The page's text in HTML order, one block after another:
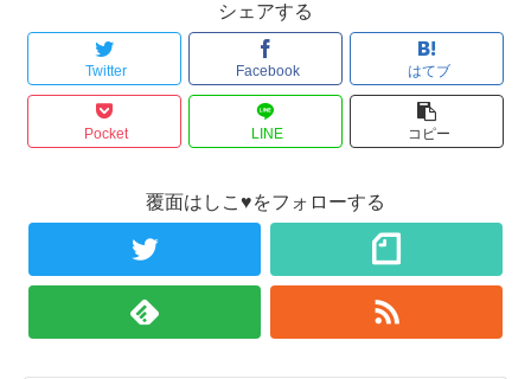
シェアする
Twitter Facebook はてブ
Pocket LINE コピー
覆面はしこ♥をフォローする